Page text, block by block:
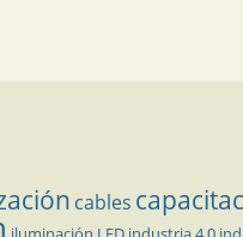
cables